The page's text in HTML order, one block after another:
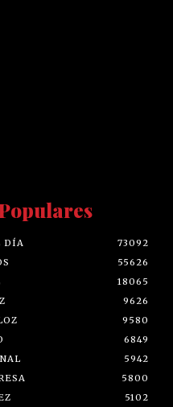
DÍA
73092
55626
18065
9626
9580
6849
5942
5800
5102